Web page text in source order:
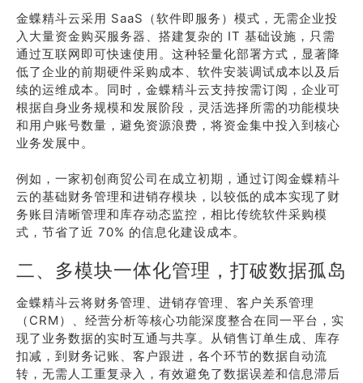
金蝶精斗云采用 SaaS（软件即服务）模式，无需企业投
入大量资金购买服务器、搭建复杂的 IT 基础设施，只需
通过互联网即可快速使用。这种轻量化部署方式，显著降
低了企业的前期硬件采购成本、软件安装调试成本以及后
续的运维成本。同时，金蝶精斗云支持按需订阅，企业可
根据自身业务规模和发展阶段，灵活选择所需的功能模块
和用户账号数量，避免资源浪费，将资金集中投入到核心
业务发展中。
例如，一家初创商贸公司在成立初期，通过订阅金蝶精斗
云的基础财务管理和进销存模块，以较低的成本实现了财
务账目清晰管理和库存动态监控，相比传统软件采购模
式，节省了近 70% 的信息化建设成本。
二、多模块一体化管理，打破数据孤岛
金蝶精斗云将财务管理、进销存管理、客户关系管理
（CRM）、经营分析等核心功能深度整合在同一平台，实
现了业务数据的实时互通与共享。从销售订单生成、库存
扣减，到财务记账、客户跟进，各个环节的数据自动流
转，无需人工重复录入，有效避免了数据误差和信息滞后